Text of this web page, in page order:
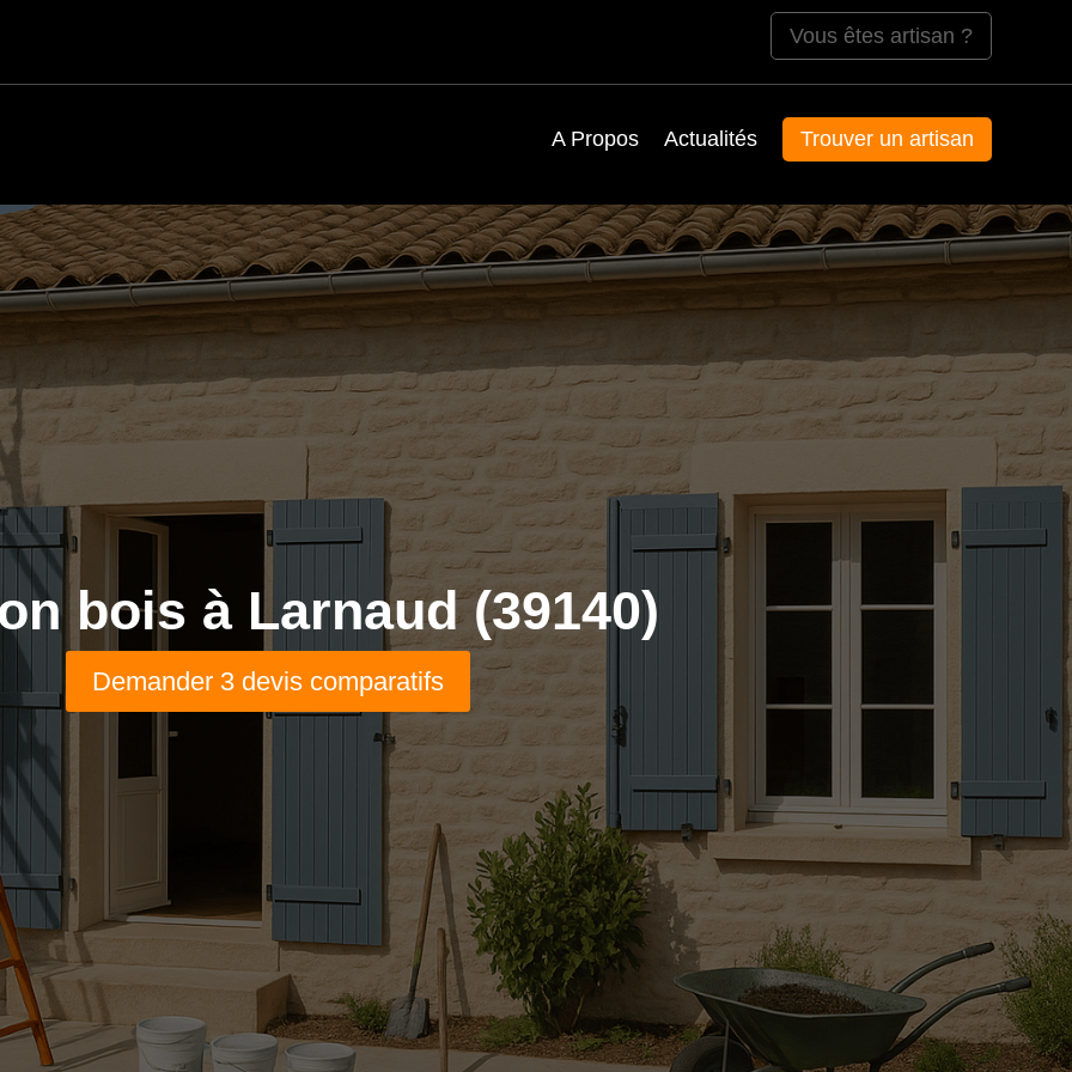
Vous êtes artisan ?
A Propos Actualités Trouver un artisan
bois à Larnaud (39140)
Demander 3 devis comparatifs